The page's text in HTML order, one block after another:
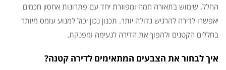
החלל. שימוש בתאורה חמה ומפוזרת יחד עם פתרונות אחסון חכמים
יאפשרו לדירה להרגיש גדולה יותר. תכנון נכון יכול למנוע עומס מיותר
בחללים הקטנים ולהפוך את הדירה לנעימה ומפנקת.
איך לבחור את הצבעים המתאימים לדירה קטנה?